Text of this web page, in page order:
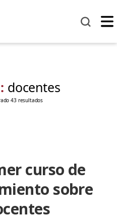
docentes
43 resultados
curso de
sobre